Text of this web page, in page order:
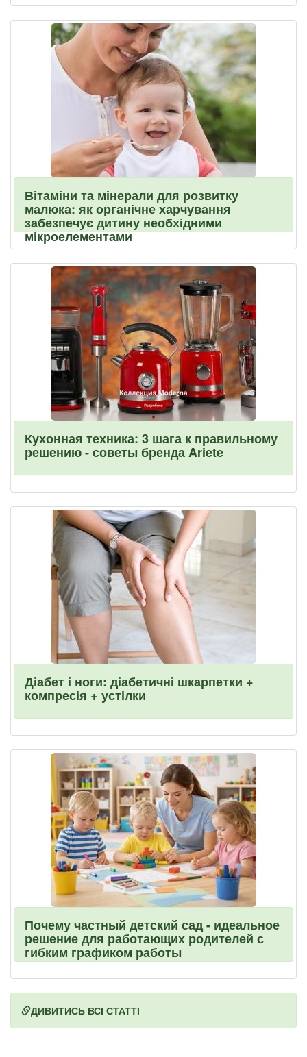
Вітаміни та мінерали для розвитку
малюка: як органічне харчування
забезпечує дитину необхідними
мікроелементами
Кухонная техника: 3 шага к правильному
решению - советы бренда Ariete
Діабет і ноги: діабетичні шкарпетки +
компресія + устілки
Почему частный детский сад - идеальное
решение для работающих родителей с
гибким графиком работы
ДИВИТИСЬ ВСІ СТАТТІ